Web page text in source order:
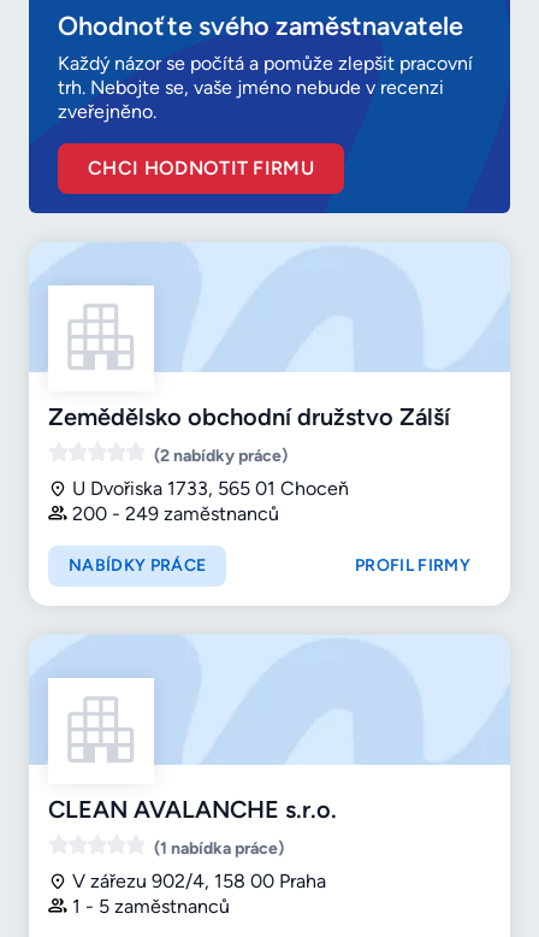
Ohodnoťte svého zaměstnavatele
Každý názor se počítá a pomůže zlepšit pracovní
trh. Nebojte se, vaše jméno nebude v recenzi
zveřejněno.
CHCI HODNOTIT FIRMU
Zemědělsko obchodní družstvo Zálší
(2 nabídky práce)
U Dvořiska 1733, 565 01 Choceň
200 - 249 zaměstnanců
NABÍDKY PRÁCE PROFIL FIRMY
CLEAN AVALANCHE s.r.o.
(1 nabídka práce)
V zářezu 902/4, 158 00 Praha
1 - 5 zaměstnanců